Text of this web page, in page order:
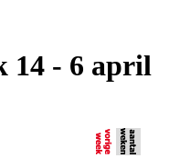
14 - 6 april